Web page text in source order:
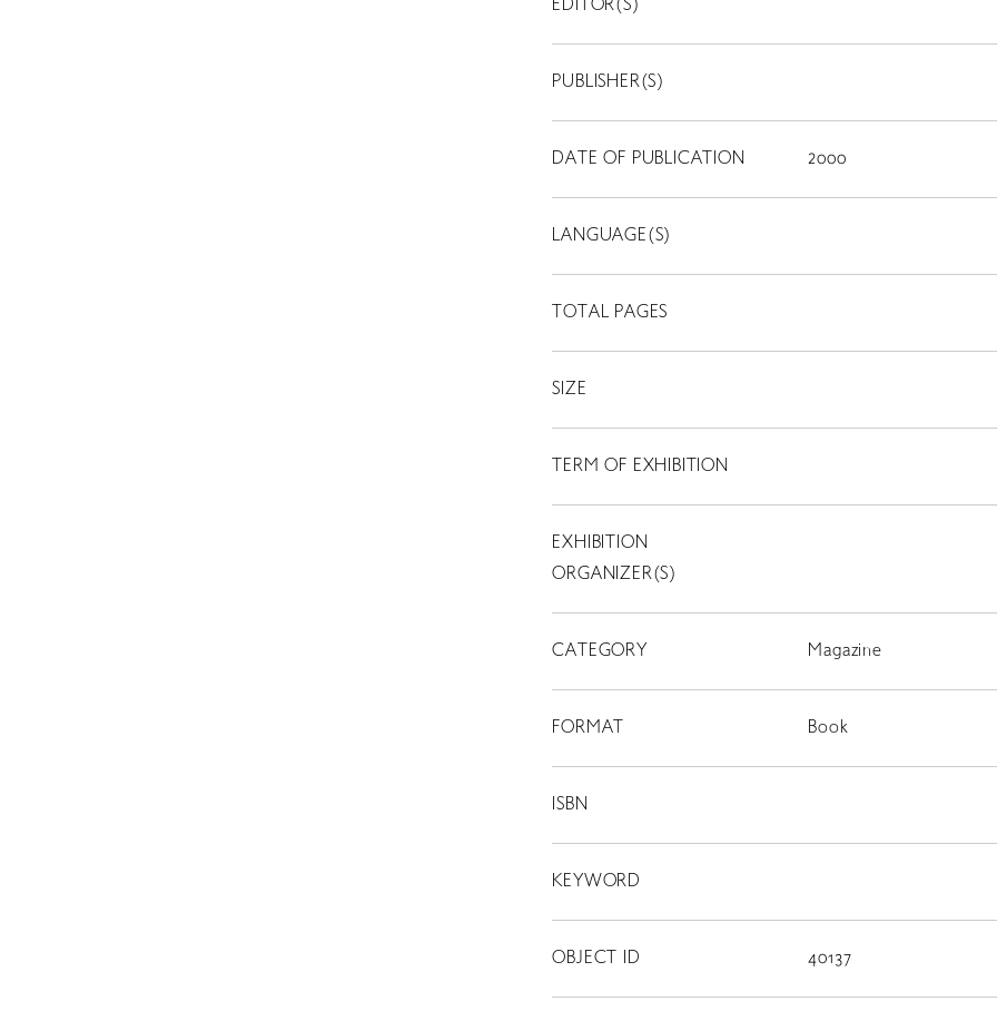
THINK ISLANDS
LIBRARY
RETRACE
動画
EDITOR(S)
PUBLISHER(S)
DATE OF PUBLICATION 2000
LANGUAGE(S)
TOTAL PAGES
SIZE
TERM OF EXHIBITION
EXHIBITION
ORGANIZER(S)
CATEGORY Magazine
FORMAT Book
ISBN
KEYWORD
OBJECT ID 40137